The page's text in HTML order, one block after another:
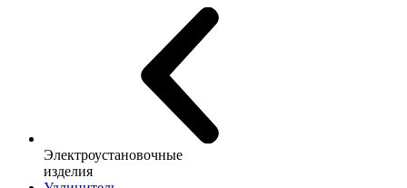
Электроустановочные
изделия